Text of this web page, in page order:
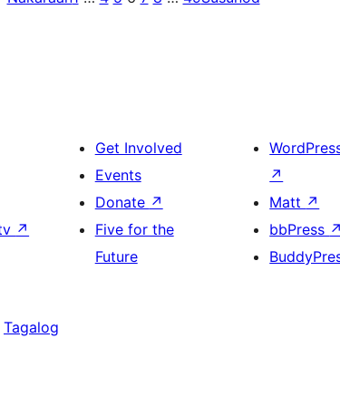
↗
Get Involved
Events
Donate ↗
Five for the
Future
↗
Matt ↗
bbPress ↗
Tagalog